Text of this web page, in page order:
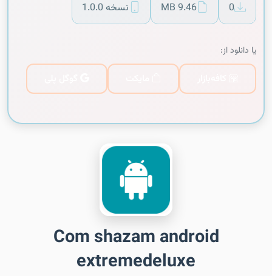
0
9.46 MB نسخه 1.0.0
یا دانلود از:
Com shazam android
extremedeluxe